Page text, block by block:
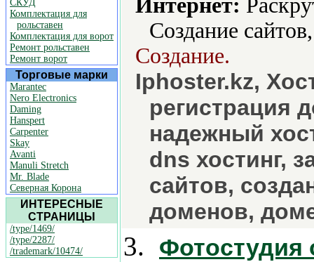
СКУД
Комплектация для
рольставен
Комплектация для ворот
Ремонт рольставен
Ремонт ворот
Торговые марки
Marantec
Nero Electronics
Daming
Hanspert
Carpenter
Skay
Avanti
Manuli Stretch
Mr. Blade
Северная Корона
ИНТЕРЕСНЫЕ
СТРАНИЦЫ
/type/1469/
/type/2287/
/trademark/10474/
Интернет:
Создание
Создание.
Iphoster.kz,
регистрация
надежный
dns хостинг,
сайтов,
доменов,
3. Фотостудия